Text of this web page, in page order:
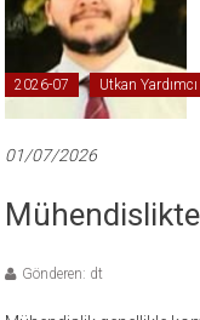
2026-07 Utkan Yardımcı
01/07/2026
Gönderen: dt